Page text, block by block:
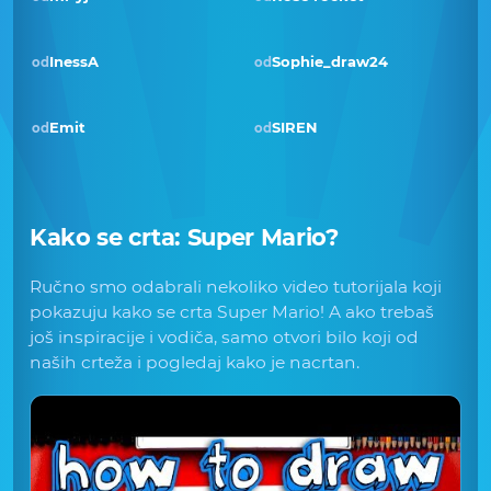
od InessA odSophie_draw24
od Emit odSIREN
Kako se crta: Super Mario?
Ručno smo odabrali nekoliko video tutorijala koji
pokazuju kako se crta Super Mario! A ako trebaš
još inspiracije i vodiča, samo otvori bilo koji od
naših crteža i pogledaj kako je nacrtan.